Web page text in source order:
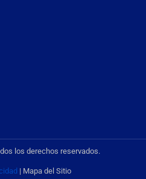
los derechos reservados.
| Mapa del Sitio